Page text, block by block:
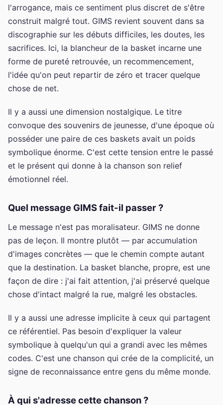
l'arrogance, mais ce sentiment plus discret de s'être
construit malgré tout. GIMS revient souvent dans sa
discographie sur les débuts difficiles, les doutes, les
sacrifices. Ici, la blancheur de la basket incarne une
forme de pureté retrouvée, un recommencement,
l'idée qu'on peut repartir de zéro et tracer quelque
chose de net.
Il y a aussi une dimension nostalgique. Le titre
convoque des souvenirs de jeunesse, d'une époque où
posséder une paire de ces baskets avait un poids
symbolique énorme. C'est cette tension entre le passé
et le présent qui donne à la chanson son relief
émotionnel réel.
Quel message GIMS fait-il passer ?
Le message n'est pas moralisateur. GIMS ne donne
pas de leçon. Il montre plutôt — par accumulation
d'images concrètes — que le chemin compte autant
que la destination. La basket blanche, propre, est une
façon de dire : j'ai fait attention, j'ai préservé quelque
chose d'intact malgré la rue, malgré les obstacles.
Il y a aussi une adresse implicite à ceux qui partagent
ce référentiel. Pas besoin d'expliquer la valeur
symbolique à quelqu'un qui a grandi avec les mêmes
codes. C'est une chanson qui crée de la complicité, un
signe de reconnaissance entre gens du même monde.
À qui s'adresse cette chanson ?